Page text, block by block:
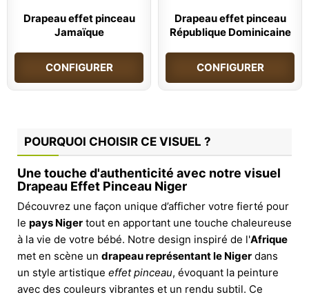
Drapeau effet pinceau
Jamaïque
CONFIGURER
Drapeau effet pinceau
République Dominicaine
CONFIGURER
POURQUOI CHOISIR CE VISUEL ?
Une touche d'authenticité avec notre visuel
Drapeau Effet Pinceau Niger
Découvrez une façon unique d’afficher votre fierté pour
le pays Niger tout en apportant une touche chaleureuse
à la vie de votre bébé. Notre design inspiré de l'Afrique
met en scène un drapeau représentant le Niger dans
un style artistique effet pinceau, évoquant la peinture
avec des couleurs vibrantes et un rendu subtil. Ce